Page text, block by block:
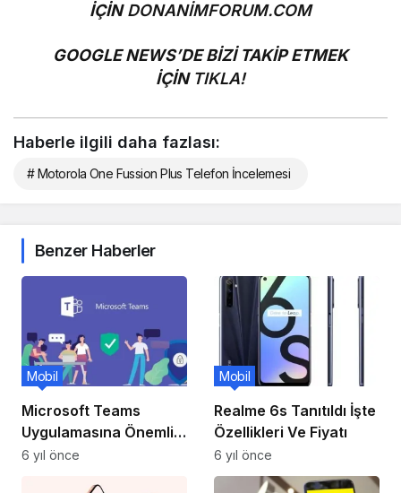
İÇİNDONANİMFORUM.COM
GOOGLE NEWS’DE BİZİ TAKİP ETMEK
İÇİN TIKLA!
Haberle ilgili daha fazlası:
# Motorola One Fussion Plus Telefon İncelemesi
Benzer Haberler
Microsoft Teams
Uygulamasına Önemli
Bir Özellik Geldi
Mobil
6 yıl önce
Realme 6s Tanıtıldı İşte
Özellikleri Ve Fiyatı
Mobil
6 yıl önce